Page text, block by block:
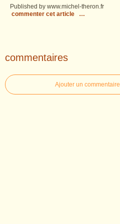
Published by www.michel-theron.fr
commenter cet article
…
commentaires
Ajouter un commentaire